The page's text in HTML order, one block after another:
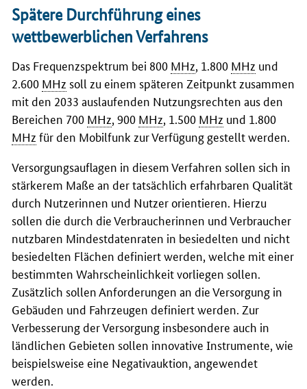
Spätere Durchführung eines
wettbewerblichen Verfahrens
Das Frequenzspektrum bei 800 MHz , 1.800 MHz und
2.600 MHz soll zu einem späteren Zeitpunkt zusammen
mit den 2033 auslaufenden Nutzungsrechten aus den
Bereichen 700 MHz , 900 MHz , 1.500 MHz und 1.800
MHz für den Mobilfunk zur Verfügung gestellt werden.
Versorgungsauflagen in diesem Verfahren sollen sich in
stärkerem Maße an der tatsächlich erfahrbaren Qualität
durch Nutzerinnen und Nutzer orientieren. Hierzu
sollen die durch die Verbraucherinnen und Verbraucher
nutzbaren Mindestdatenraten in besiedelten und nicht
besiedelten Flächen definiert werden, welche mit einer
bestimmten Wahrscheinlichkeit vorliegen sollen.
Zusätzlich sollen Anforderungen an die Versorgung in
Gebäuden und Fahrzeugen definiert werden. Zur
Verbesserung der Versorgung insbesondere auch in
ländlichen Gebieten sollen innovative Instrumente, wie
beispielsweise eine Negativauktion, angewendet
werden.